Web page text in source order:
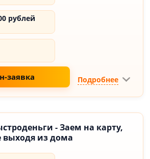
рублей
заявка Подробнее
- Заем на карту,
выходя из дома